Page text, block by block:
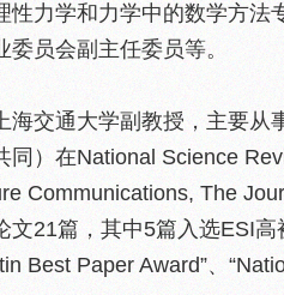
性力学和力学中的数学方
员会副主任委员等。
海交通大学副教授，主要从
同）在National Science
Communications, The
文21篇，其中5篇入选ESI
Best Paper Award”、